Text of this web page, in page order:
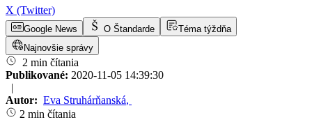
X (Twitter)
Google News O Štandarde
Téma týždňa
Najnovšie správy
2 min čítania
Publikované: 2020-11-05 14:39:30
|
Autor: Eva Struhárňanská,
2 min čítania